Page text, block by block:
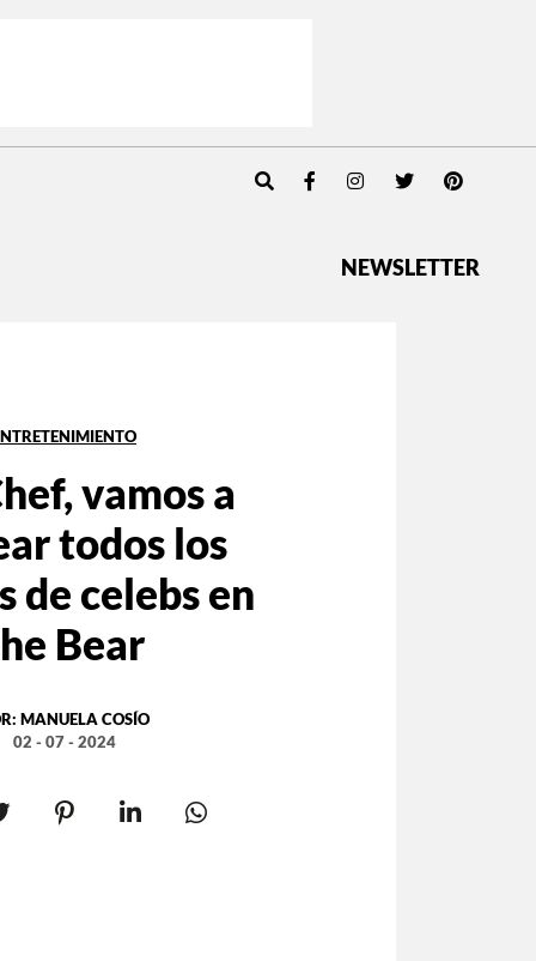
NEWSLETTER
vamos a
todos los
de celebs en
Bear
MANUELA COSÍO
02 - 07 - 2024